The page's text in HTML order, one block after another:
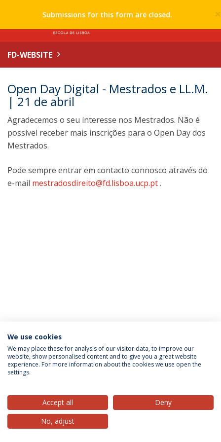
×
Submissions for this form are closed.
FD-WEBSITE
Open Day Digital - Mestrados e LL.M.
| 21 de abril
Agradecemos o seu interesse nos Mestrados. Não é
possível receber mais inscrições para o Open Day dos
Mestrados.
Pode sempre entrar em contacto connosco através do
e-mail mestradosdireito@fd.lisboa.ucp.pt.
Privacy Policy Terms & Conditions Rights of Data Subjects
© 2026 Universidade Católica Portuguesa
We use cookies
We may place these for analysis of our visitor data, to improve our
website, show personalised content and to give you a great website
experience. For more information about the cookies we use open the
settings.
Accept all
Deny
No, adjust